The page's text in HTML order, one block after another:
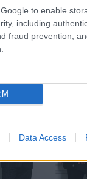
to enable
including
fraud prevention,
Data Access
hogy mi